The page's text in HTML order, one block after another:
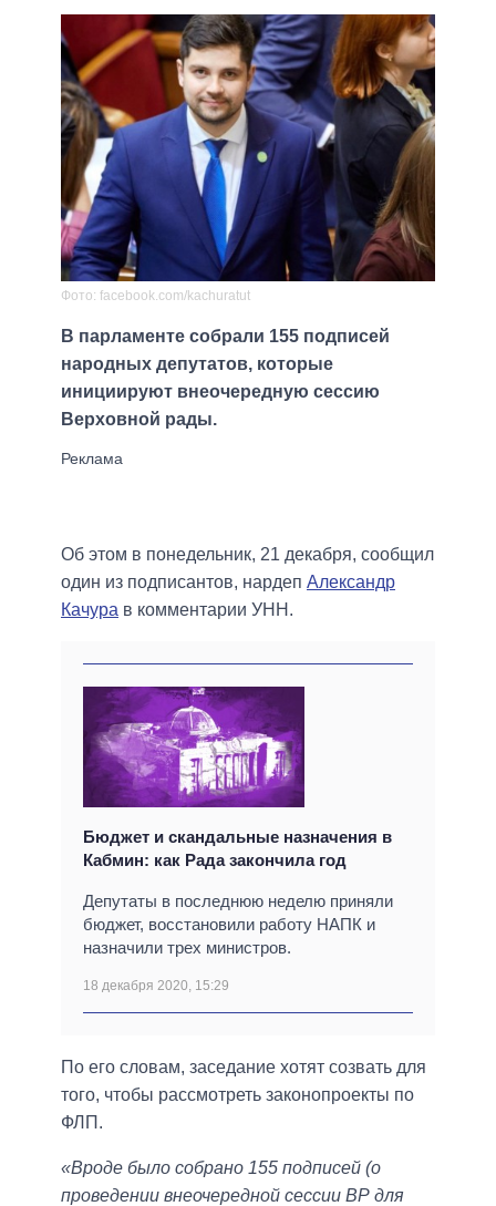
Фото: facebook.com/kachuratut
В парламенте собрали 155 подписей
народных депутатов, которые
инициируют внеочередную сессию
Верховной рады.
Об этом в понедельник, 21 декабря, сообщил
один из подписантов, нардеп Александр
Качура в комментарии УНН.
Бюджет и скандальные назначения в
Кабмин: как Рада закончила год
Депутаты в последнюю неделю приняли
бюджет, восстановили работу НАПК и
назначили трех министров.
18 декабря 2020, 15:29
По его словам, заседание хотят созвать для
того, чтобы рассмотреть законопроекты по
ФЛП.
«Вроде было собрано 155 подписей (о
проведении внеочередной сессии ВР для